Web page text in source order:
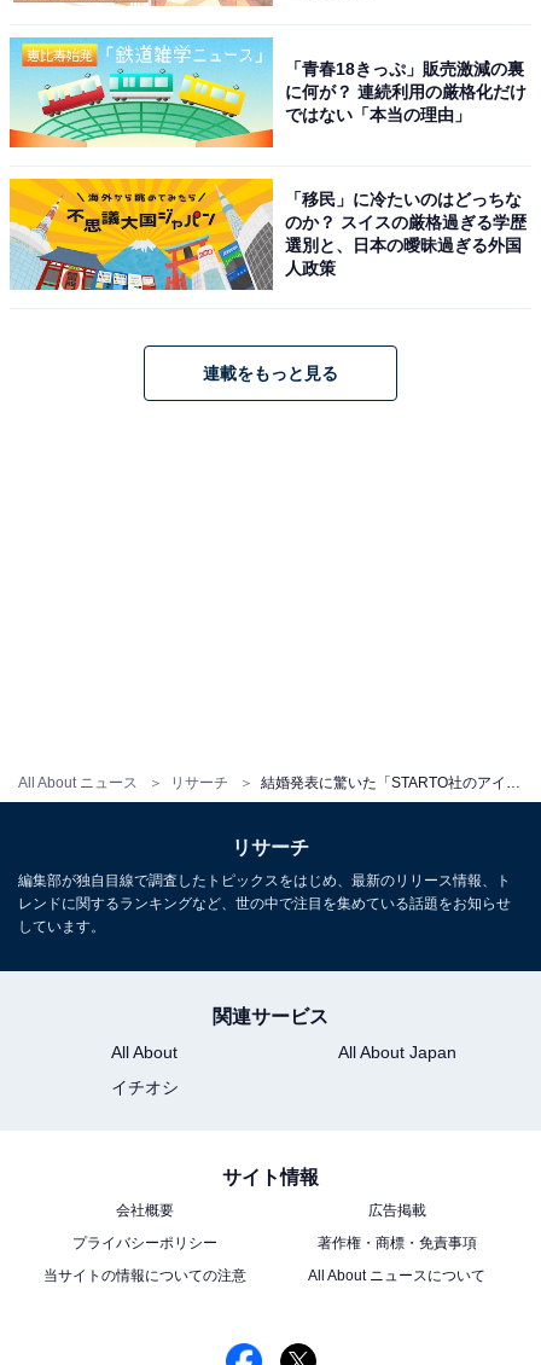
All About ニュース リサーチ
1位には木村拓哉さんが選ばれました。木村さんは、
1991年にSMAPのメンバーとしてCDデビュー。いまで
も歌い継がれる名曲を数多く発表し、日本を代表するア
イドルグループとして愛されました。
木村さん個人では、『ロングバケーション』（フジテレ
録的な高視聴率ドラマで主演を担当。映画でもヒット作
を数多く生み出し、国民的な人気俳優として有名です。
島県）などの意見が寄せられました。
木村拓哉さんに関する商品をAmazonで見る
その後、フリーランスの編集・ライターに転身。芸能情報に精通
し、週刊誌、ネットニュースでテレビや芸能人に関するコラムなど
を執筆。編集プロダクション「ゆるま」を立ち上げる。
...続きを読む
10位までの全ランキング結果を見
「青春18きっぷ」販売激減の裏
に何が？ 連続利用の厳格化だけ
ではない「本当の理由」
「移民」に冷たいのはどっちな
のか？ スイスの厳格過ぎる学歴
選別と、日本の曖昧過ぎる外国
人政策
連載をもっと見る
リサーチ
編集部が独自目線で調査したトピックスをはじめ、最新のリリース情報、ト
レンドに関するランキングなど、世の中で注目を集めている話題をお知らせ
しています。
関連サービス
All About
All About Japan
イチオシ
サイト情報
会社概要
広告掲載
プライバシーポリシー
著作権・商標・免責事項
当サイトの情報についての注意
All About ニュースについて